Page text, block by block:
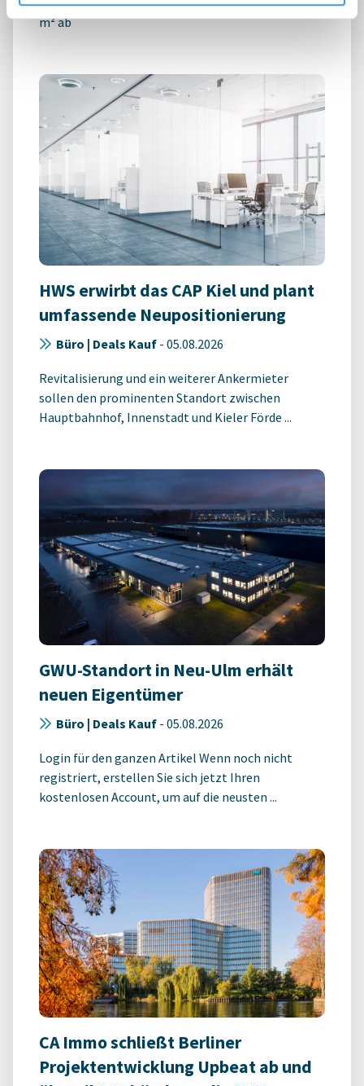
m² ab
HWS erwirbt das CAP Kiel und plant
umfassende Neupositionierung
Büro | Deals Kauf - 05.08.2026
Revitalisierung und ein weiterer Ankermieter
sollen den prominenten Standort zwischen
Hauptbahnhof, Innenstadt und Kieler Förde ...
GWU-Standort in Neu-Ulm erhält
neuen Eigentümer
Büro | Deals Kauf - 05.08.2026
Login für den ganzen Artikel Wenn noch nicht
registriert, erstellen Sie sich jetzt Ihren
kostenlosen Account, um auf die neusten ...
CA Immo schließt Berliner
Projektentwicklung Upbeat ab und